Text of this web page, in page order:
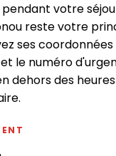
votre
reste votre
ses
et le numéro
dehors des